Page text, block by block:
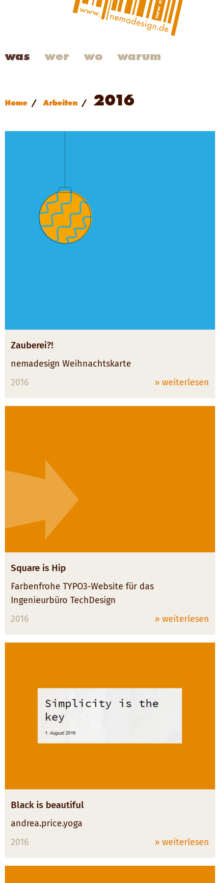
was wer wo warum
Home / Arbeiten / 2016
Zauberei?!
nemadesign Weihnachtskarte
2016
» weiterlesen
Square is Hip
Farbenfrohe TYPO3-Website für das
Ingenieurbüro TechDesign
2016
» weiterlesen
Black is beautiful
andrea.price.yoga
2016
» weiterlesen